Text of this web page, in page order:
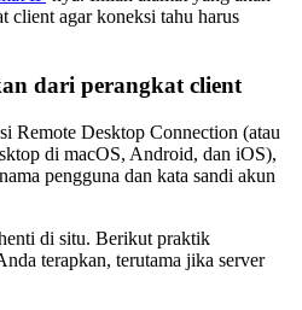
client agar koneksi tahu harus
dari perangkat client
Remote Desktop Connection (atau
di macOS, Android, dan iOS),
pengguna dan kata sandi akun
di situ. Berikut praktik
terapkan, terutama jika server